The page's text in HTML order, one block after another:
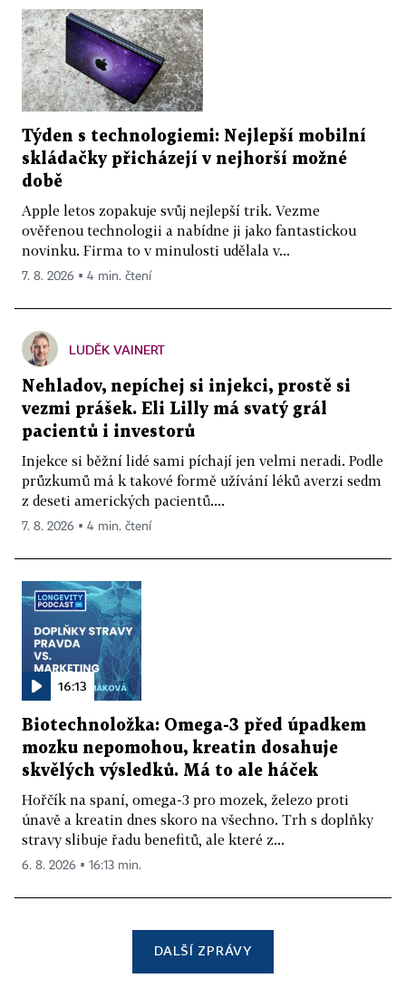
Týden s technologiemi: Nejlepší mobilní
skládačky přicházejí v nejhorší možné
době
Apple letos zopakuje svůj nejlepší trik. Vezme
ověřenou technologii a nabídne ji jako fantastickou
novinku. Firma to v minulosti udělala v...
7. 8. 2026 ▪ 4 min. čtení
LUDĚK VAINERT
Nehladov, nepíchej si injekci, prostě si
vezmi prášek. Eli Lilly má svatý grál
pacientů i investorů
Injekce si běžní lidé sami píchají jen velmi neradi. Podle
průzkumů má k takové formě užívání léků averzi sedm
z deseti amerických pacientů....
7. 8. 2026 ▪ 4 min. čtení
16:13
Biotechnoložka: Omega-3 před úpadkem
mozku nepomohou, kreatin dosahuje
skvělých výsledků. Má to ale háček
Hořčík na spaní, omega-3 pro mozek, železo proti
únavě a kreatin dnes skoro na všechno. Trh s doplňky
stravy slibuje řadu benefitů, ale které z...
6. 8. 2026 ▪ 16:13 min.
DALŠÍ ZPRÁVY